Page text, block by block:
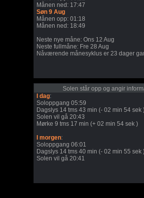
Månen ned: 17:47
Søn 9 Aug
Månen opp: 01:18
Månen ned: 18:49
Neste nye måne: Ons 12 Aug
Neste fullmåne: Fre 28 Aug
Nåværende månesyklus er 23 dager
Solen står opp og angir
I dag:
Soloppgang 05:59
Dagslys 14 tms 43 min (- 02 min 54 sek
Solen vil gå 20:43
Mørke 9 tms 17 min (+ 02 min 54 sek )
I morgen:
Soloppgang 06:01
Dagslys 14 tms 40 min (- 02 min 55 sek
Solen vil gå 20:41